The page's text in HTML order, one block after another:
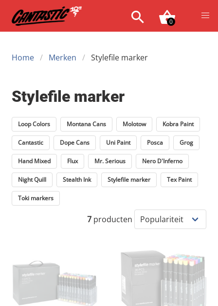
0
Home Merken Stylefile marker
Stylefile marker
Loop Colors Montana Cans Molotow Kobra Paint
Cantastic Dope Cans Uni Paint Posca Grog
Hand Mixed Flux Mr. Serious Nero D'Inferno
Night Quill Stealth Ink Stylefile marker Tex Paint
Toki markers
7 producten